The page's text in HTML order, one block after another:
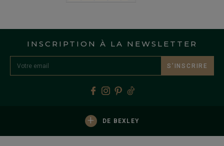
INSCRIPTION À LA NEWSLETTER
S’INSCRIRE
+ DE BEXLEY